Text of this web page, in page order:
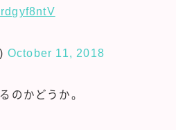
October 11, 2018
のかどうか。